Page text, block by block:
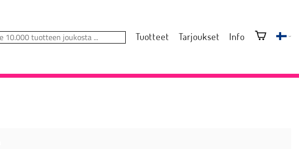
Tuotteet Tarjoukset Info